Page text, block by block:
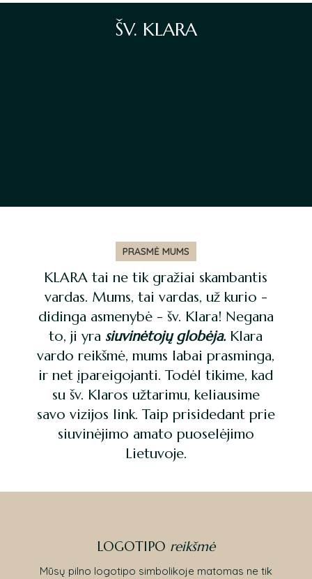
ŠV. KLARA
PRASMĖ MUMS
KLARA tai ne tik gražiai skambantis
vardas. Mums, tai vardas, už kurio -
didinga asmenybė - šv. Klara! Negana
to, ji yra siuvinėtojų globėja.Klara
vardo reikšmė, mums labai prasminga,
ir net įpareigojanti. Todėl tikime, kad
su šv. Klaros užtarimu, keliausime
savo vizijos link. Taip prisidedant prie
siuvinėjimo amato puoselėjimo
Lietuvoje.
LOGOTIPO reikšmė
Mūsų pilno logotipo simbolikoje matomas ne tik